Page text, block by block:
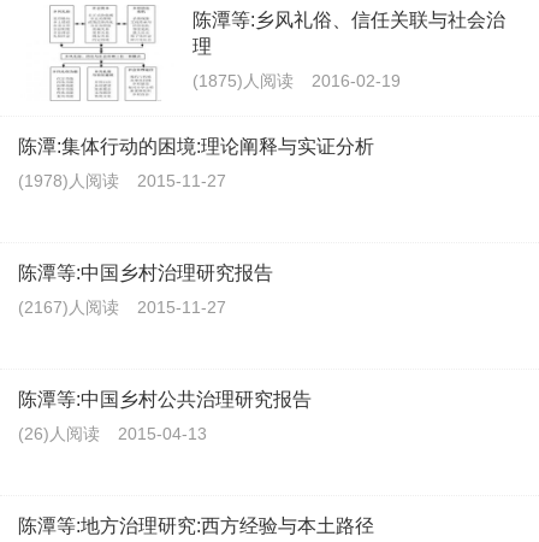
陈潭等:乡风礼俗、信任关联与社会治
理
(1875)人阅读 2016-02-19
陈潭:集体行动的困境:理论阐释与实证分析
(1978)人阅读 2015-11-27
陈潭等:中国乡村治理研究报告
(2167)人阅读 2015-11-27
陈潭等:中国乡村公共治理研究报告
(26)人阅读 2015-04-13
陈潭等:地方治理研究:西方经验与本土路径